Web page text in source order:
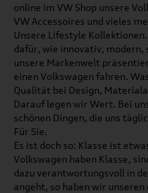
online im VW Shop unsere
VW Accessoires und vieles
Unsere Lifestyle
dafür, wie innovativ,
unsere Markenwelt
einen Volkswagen fahren.
Qualität bei Design,
Darauf legen wir Wert. Bei
schönen Dingen, die uns
Für Sie.
Es ist doch so: Klasse ist
Volkswagen haben Klasse,
dazu verantwortungsvoll in
angeht, so haben wir